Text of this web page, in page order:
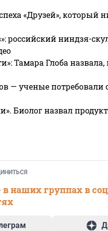
«Друзей», который
российский ниндзя-
Тамара Глоба назвала,
— ученые потребовали
Биолог назвал
наших группах в